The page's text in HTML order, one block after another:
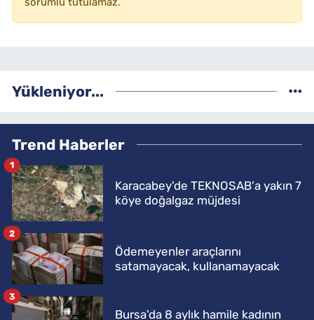
Yükleniyor...
Trend Haberler
Karacabey'de TEKNOSAB'a yakın 7
köye doğalgaz müjdesi
1
Ödemeyenler araçlarını
satamayacak, kullanamayacak
2
Bursa'da 8 aylık hamile kadının
3